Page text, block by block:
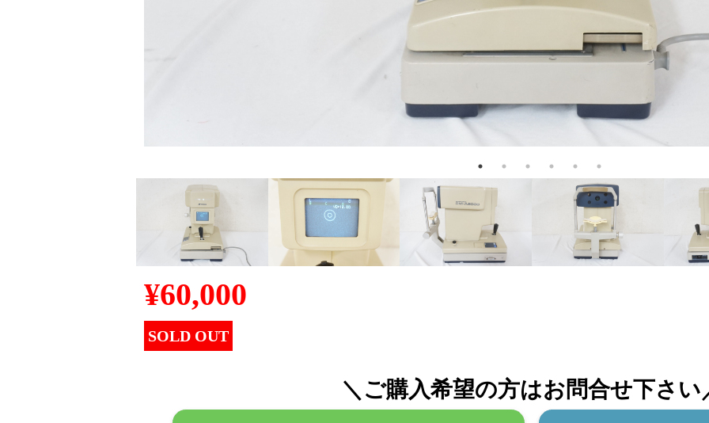
¥60,000
SOLD OUT
＼ご購入希望の方はお問合せ下さい